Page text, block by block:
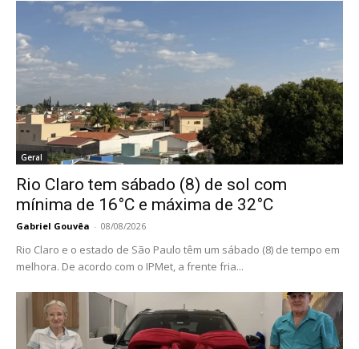
Geral
Rio Claro tem sábado (8) de sol com
mínima de 16°C e máxima de 32°C
Gabriel Gouvêa - 08/08/2026
Rio Claro e o estado de São Paulo têm um sábado (8) de tempo em
melhora. De acordo com o IPMet, a frente fria...